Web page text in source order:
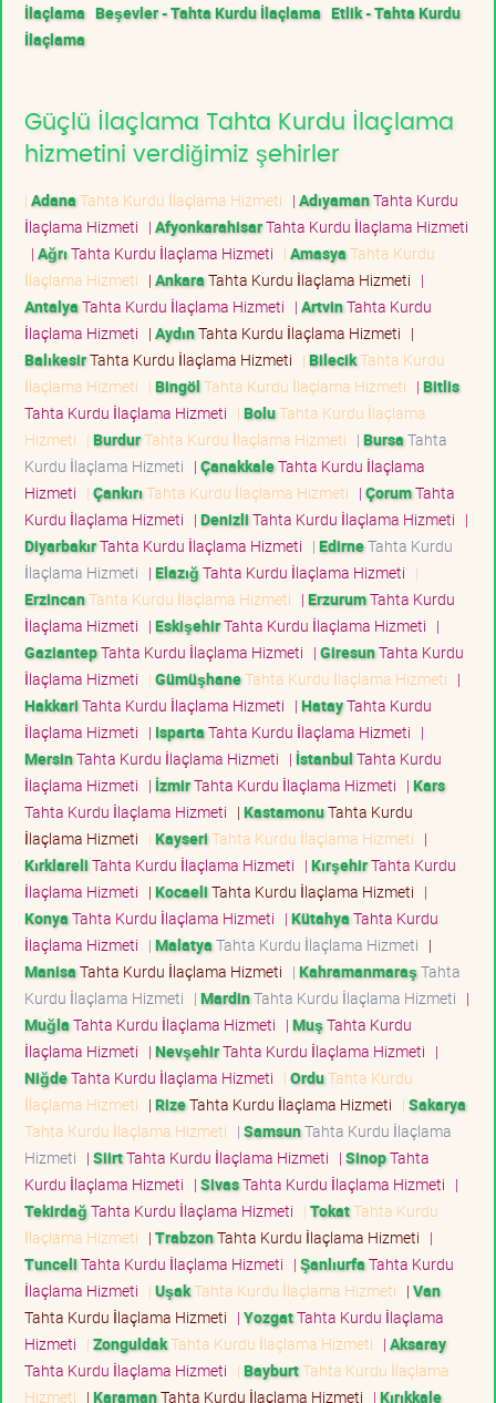
İlaçlama Beşevler - Tahta Kurdu İlaçlama Etlik - Tahta Kurdu
İlaçlama
Güçlü İlaçlama Tahta Kurdu İlaçlama
hizmetini verdiğimiz şehirler
| AdanaTahta Kurdu İlaçlama Hizmeti | AdıyamanTahta Kurdu
İlaçlama Hizmeti | AfyonkarahisarTahta Kurdu İlaçlama Hizmeti
| AğrıTahta Kurdu İlaçlama Hizmeti | AmasyaTahta Kurdu
İlaçlama Hizmeti | AnkaraTahta Kurdu İlaçlama Hizmeti |
AntalyaTahta Kurdu İlaçlama Hizmeti | ArtvinTahta Kurdu
İlaçlama Hizmeti | AydınTahta Kurdu İlaçlama Hizmeti |
BalıkesirTahta Kurdu İlaçlama Hizmeti | BilecikTahta Kurdu
İlaçlama Hizmeti | BingölTahta Kurdu İlaçlama Hizmeti | Bitlis
Tahta Kurdu İlaçlama Hizmeti | BoluTahta Kurdu İlaçlama
Hizmeti | BurdurTahta Kurdu İlaçlama Hizmeti | BursaTahta
Kurdu İlaçlama Hizmeti | ÇanakkaleTahta Kurdu İlaçlama
Hizmeti | ÇankırıTahta Kurdu İlaçlama Hizmeti | ÇorumTahta
Kurdu İlaçlama Hizmeti | DenizliTahta Kurdu İlaçlama Hizmeti |
DiyarbakırTahta Kurdu İlaçlama Hizmeti | EdirneTahta Kurdu
İlaçlama Hizmeti | ElazığTahta Kurdu İlaçlama Hizmeti |
ErzincanTahta Kurdu İlaçlama Hizmeti | ErzurumTahta Kurdu
İlaçlama Hizmeti | EskişehirTahta Kurdu İlaçlama Hizmeti |
GaziantepTahta Kurdu İlaçlama Hizmeti | GiresunTahta Kurdu
İlaçlama Hizmeti | GümüşhaneTahta Kurdu İlaçlama Hizmeti |
HakkariTahta Kurdu İlaçlama Hizmeti | HatayTahta Kurdu
İlaçlama Hizmeti | IspartaTahta Kurdu İlaçlama Hizmeti |
MersinTahta Kurdu İlaçlama Hizmeti | İstanbulTahta Kurdu
İlaçlama Hizmeti | İzmirTahta Kurdu İlaçlama Hizmeti | Kars
Tahta Kurdu İlaçlama Hizmeti | KastamonuTahta Kurdu
İlaçlama Hizmeti | KayseriTahta Kurdu İlaçlama Hizmeti |
KırklareliTahta Kurdu İlaçlama Hizmeti | KırşehirTahta Kurdu
İlaçlama Hizmeti | KocaeliTahta Kurdu İlaçlama Hizmeti |
KonyaTahta Kurdu İlaçlama Hizmeti | KütahyaTahta Kurdu
İlaçlama Hizmeti | MalatyaTahta Kurdu İlaçlama Hizmeti |
ManisaTahta Kurdu İlaçlama Hizmeti | KahramanmaraşTahta
Kurdu İlaçlama Hizmeti | MardinTahta Kurdu İlaçlama Hizmeti |
MuğlaTahta Kurdu İlaçlama Hizmeti | MuşTahta Kurdu
İlaçlama Hizmeti | NevşehirTahta Kurdu İlaçlama Hizmeti |
NiğdeTahta Kurdu İlaçlama Hizmeti | OrduTahta Kurdu
İlaçlama Hizmeti | RizeTahta Kurdu İlaçlama Hizmeti | Sakarya
Tahta Kurdu İlaçlama Hizmeti | SamsunTahta Kurdu İlaçlama
Hizmeti | SiirtTahta Kurdu İlaçlama Hizmeti | SinopTahta
Kurdu İlaçlama Hizmeti | SivasTahta Kurdu İlaçlama Hizmeti |
TekirdağTahta Kurdu İlaçlama Hizmeti | TokatTahta Kurdu
İlaçlama Hizmeti | TrabzonTahta Kurdu İlaçlama Hizmeti |
TunceliTahta Kurdu İlaçlama Hizmeti | ŞanlıurfaTahta Kurdu
İlaçlama Hizmeti | UşakTahta Kurdu İlaçlama Hizmeti | Van
Tahta Kurdu İlaçlama Hizmeti | YozgatTahta Kurdu İlaçlama
Hizmeti | ZonguldakTahta Kurdu İlaçlama Hizmeti | Aksaray
Tahta Kurdu İlaçlama Hizmeti | BayburtTahta Kurdu İlaçlama
Hizmeti | KaramanTahta Kurdu İlaçlama Hizmeti | Kırıkkale